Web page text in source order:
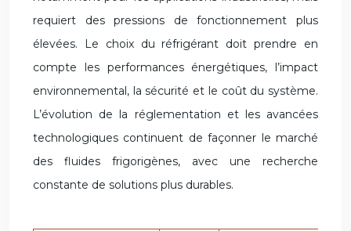
requiert des pressions de fonctionnement plus
élevées. Le choix du réfrigérant doit prendre en
compte les performances énergétiques, l’impact
environnemental, la sécurité et le coût du système.
L’évolution de la réglementation et les avancées
technologiques continuent de façonner le marché
des fluides frigorigènes, avec une recherche
constante de solutions plus durables.